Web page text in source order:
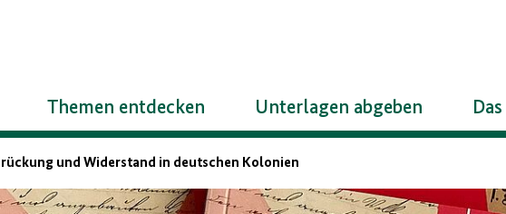
Themen entdecken Unterlagen abgeben
und Widerstand in deutschen Kolonien